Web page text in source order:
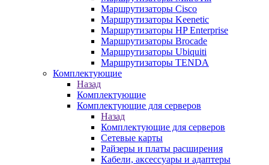
Маршрутизаторы Cisco
Маршрутизаторы Keenetic
Маршрутизаторы HP Enterprise
Маршрутизаторы Brocade
Маршрутизаторы Ubiquiti
Маршрутизаторы TENDA
Комплектующие
Назад
Комплектующие
Комплектующие для серверов
Назад
Комплектующие для серверов
Сетевые карты
Райзеры и платы расширения
Кабели, аксессуары и адаптеры